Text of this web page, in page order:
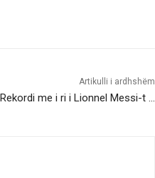
Artikulli i ardhshëm
Rekordi me i ri i Lionnel Messi-t …